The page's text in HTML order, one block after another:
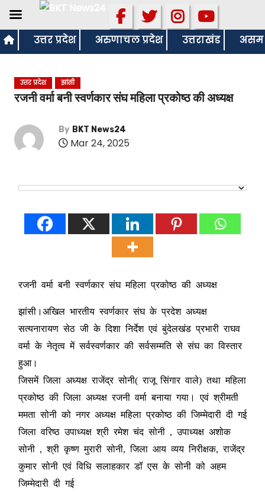
S
k
उत्तर प्रदेश अरुणाचल प्रदेश उत्तराखंड असम
उत्तर प्रदेश झांसी
रजनी वर्मा बनी स्वर्णकार संघ महिला प्रकोष्ठ की अध्यक्ष
By BKT News24
Mar 24, 2025
रजनी वर्मा बनी स्वर्णकार संघ महिला प्रकोष्ठ की अध्यक्ष
झांसी।अखिल भारतीय स्वर्णकार संघ के प्रदेश अध्यक्ष
सत्यनारायण सेठ जी के दिशा निर्देश एवं बुंदेलखंड प्रभारी राघव
वर्मा के नेतृत्व में सर्वस्वर्णकार की सर्वसम्मति से संघ का विस्तार
हुआ।
जिसमें जिला अध्यक्ष राजेंद्र सोनी( राजू सिंगार वाले) तथा महिला
प्रकोष्ठ की जिला अध्यक्ष रजनी वर्मा बनाया गया। एवं श्रीमती
ममता सोनी को नगर अध्यक्ष महिला प्रकोष्ठ की जिम्मेदारी दी गई
जिला वरिष्ठ उपाध्यक्ष श्री रमेश चंद सोनी , उपाध्यक्ष अशोक
सोनी , श्री कृष्ण मुरारी सोनी, जिला आय व्यय निरीक्षक, राजेंद्र
कुमार सोनी एवं विधि सलाहकार डॉ एस के सोनी को अहम
जिम्मेदारी दी गई